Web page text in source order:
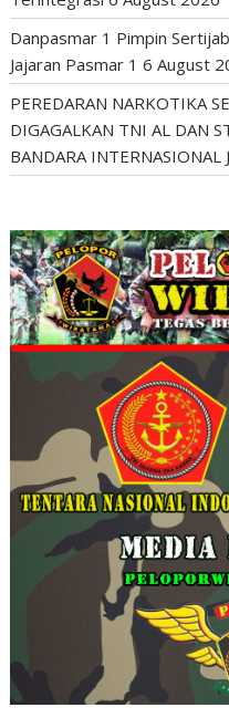
Danpasmar 1 Pimpin
Jajaran Pasmar 1 6 August
PEREDARAN NARKOTIKA
DIGAGALKAN TNI AL DAN
BANDARA INTERNASIONAL